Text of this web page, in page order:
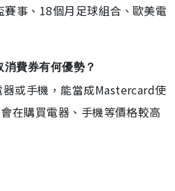
事、18個月足球組合、歐美電
費券有何優勢？
或手機，能當成Mastercard使
在購買電器、手機等價格較高